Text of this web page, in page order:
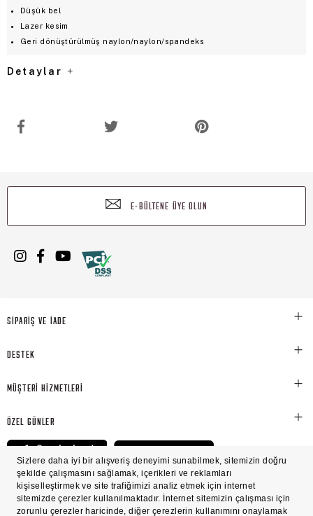
Düşük bel
Lazer kesim
Geri dönüştürülmüş naylon/naylon/spandeks
Detaylar
E-BÜLTENE ÜYE OLUN
SİPARİŞ VE İADE
DESTEK
MÜŞTERİ HİZMETLERİ
ÖZEL GÜNLER
© Victoria's Secret Shaya Mağazacılık A.Ş. Franchise lisansı aracılığıyla işletilen ticari
markasıdır. Her hakkı saklıdır.